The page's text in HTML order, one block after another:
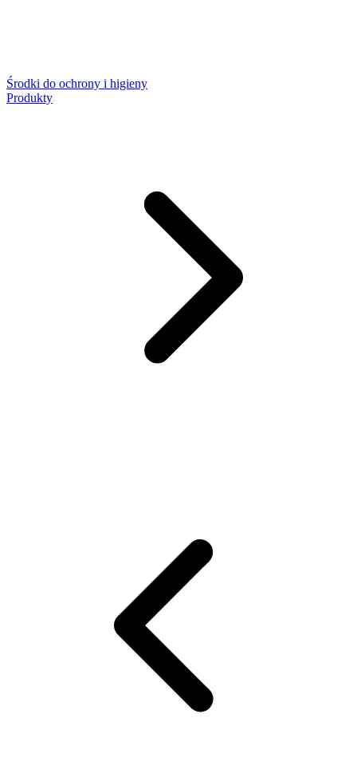
Środki do ochrony i higieny
Produkty